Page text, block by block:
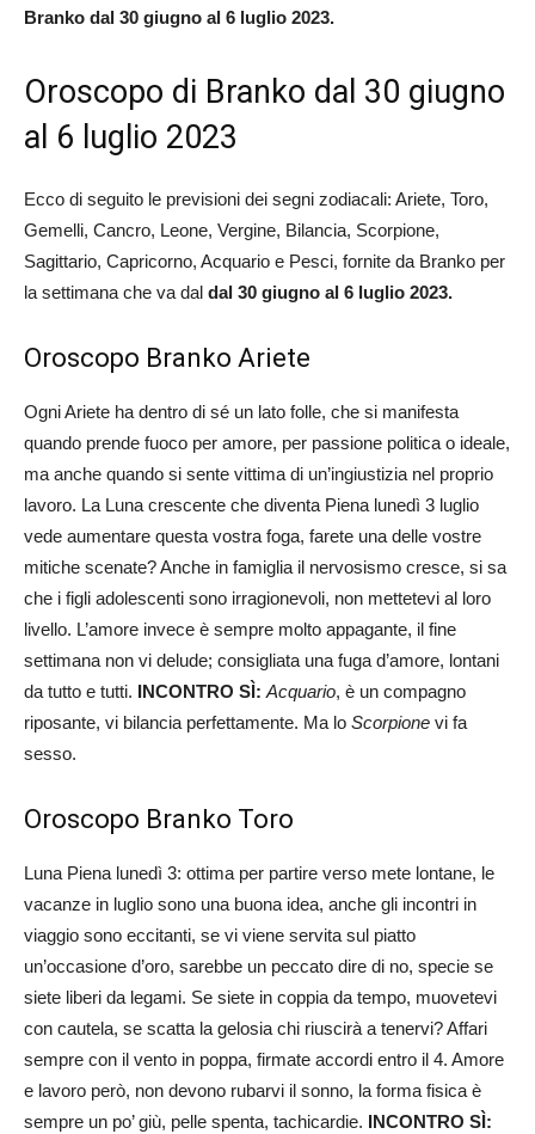
Branko dal 30 giugno al 6 luglio 2023.
Oroscopo di Branko dal 30 giugno
al 6 luglio 2023
Ecco di seguito le previsioni dei segni zodiacali: Ariete, Toro,
Gemelli, Cancro, Leone, Vergine, Bilancia, Scorpione,
Sagittario, Capricorno, Acquario e Pesci, fornite da Branko per
la settimana che va dal dal 30 giugno al 6 luglio 2023.
Oroscopo Branko Ariete
Ogni Ariete ha dentro di sé un lato folle, che si manifesta
quando prende fuoco per amore, per passione politica o ideale,
ma anche quando si sente vittima di un’ingiustizia nel proprio
lavoro. La Luna crescente che diventa Piena lunedì 3 luglio
vede aumentare questa vostra foga, farete una delle vostre
mitiche scenate? Anche in famiglia il nervosismo cresce, si sa
che i figli adolescenti sono irragionevoli, non mettetevi al loro
livello. L’amore invece è sempre molto appagante, il fine
settimana non vi delude; consigliata una fuga d’amore, lontani
da tutto e tutti. INCONTRO SÌ: Acquario, è un compagno
riposante, vi bilancia perfettamente. Ma lo Scorpione vi fa
sesso.
Oroscopo Branko Toro
Luna Piena lunedì 3: ottima per partire verso mete lontane, le
vacanze in luglio sono una buona idea, anche gli incontri in
viaggio sono eccitanti, se vi viene servita sul piatto
un’occasione d’oro, sarebbe un peccato dire di no, specie se
siete liberi da legami. Se siete in coppia da tempo, muovetevi
con cautela, se scatta la gelosia chi riuscirà a tenervi? Affari
sempre con il vento in poppa, firmate accordi entro il 4. Amore
e lavoro però, non devono rubarvi il sonno, la forma fisica è
sempre un po’ giù, pelle spenta, tachicardie. INCONTRO SÌ: